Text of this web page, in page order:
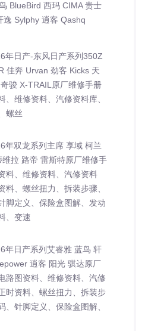
BlueBird 西玛 CIMA 贵士
逸 Sylphy 逍客 Qashq
年日产-东风日产系列350Z
佳奔 Urvan 劲客 Kicks 天
骏 X-TRAIL原厂维修手册
、维修资料、汽修资料库、
螺丝
年双龙系列主席 享域 柯兰
维拉 路帝 雷斯特原厂维修手
料、维修资料、汽修资料
料、螺丝扭力、拆装步骤、
脚定义、保险盒图解、发动
、变速
年日产系列艾睿雅 蓝鸟 轩
逍客 阳光 骐达原厂
路图资料、维修资料、汽修
时资料、螺丝扭力、拆装步
、针脚定义、保险盒图解、